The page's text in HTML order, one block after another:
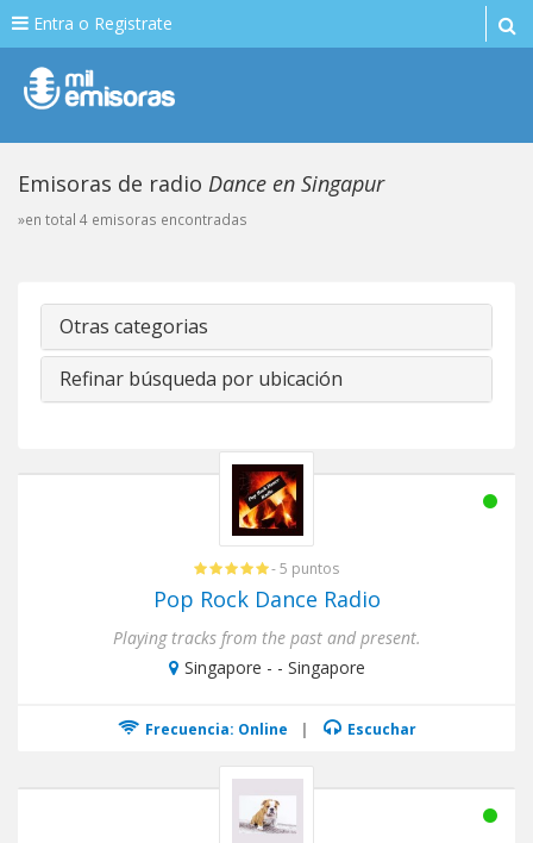
Entra o Registrate
Emisoras de radio Dance en Singapur
»en total 4 emisoras encontradas
Otras categorias
Refinar búsqueda por ubicación
- 5 puntos
Pop Rock Dance Radio
Playing tracks from the past and present.
Singapore - - Singapore
Frecuencia: Online | Escuchar